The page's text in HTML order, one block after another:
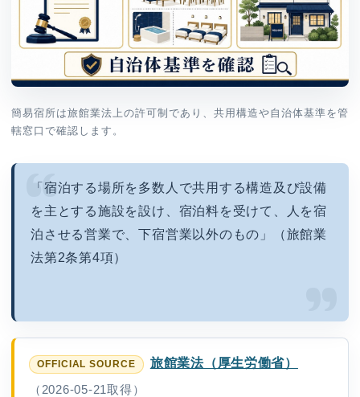
簡易宿所は旅館業法上の許可制であり、共用構造や自治体基準を管
轄窓口で確認します。
「宿泊する場所を多数人で共用する構造及び設備
を主とする施設を設け、宿泊料を受けて、人を宿
泊させる営業で、下宿営業以外のもの」（旅館業
法第2条第4項）
旅館業法（厚生労働省）
（2026-05-21取得）